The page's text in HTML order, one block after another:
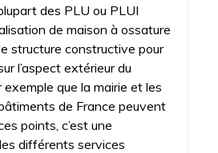
des PLU ou PLUI
de maison à ossature
structure constructive pour
l’aspect extérieur du
que la mairie et les
de France peuvent
points, c’est une
différents services